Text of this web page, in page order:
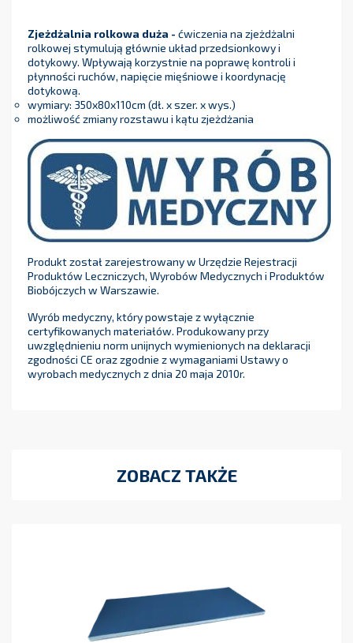
Zjeżdżalnia rolkowa duża - ćwiczenia na zjeżdżalni
rolkowej stymulują głównie układ przedsionkowy i
dotykowy. Wpływają korzystnie na poprawę kontroli i
płynności ruchów, napięcie mięśniowe i koordynację
dotykową.
wymiary: 350x80x110cm (dł. x szer. x wys.)
możliwość zmiany rozstawu i kątu zjeżdżania
Produkt został zarejestrowany w Urzędzie Rejestracji
Produktów Leczniczych, Wyrobów Medycznych i Produktów
Biobójczych w Warszawie.
Wyrób medyczny, który powstaje z wyłącznie
certyfikowanych materiałów. Produkowany przy
uwzględnieniu norm unijnych wymienionych na deklaracji
zgodności CE oraz zgodnie z wymaganiami Ustawy o
wyrobach medycznych z dnia 20 maja 2010r.
ZOBACZ TAKŻE